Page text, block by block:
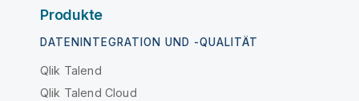
Produkte
DATENINTEGRATION UND -QUALITÄT
Qlik Talend
Qlik Talend Cloud